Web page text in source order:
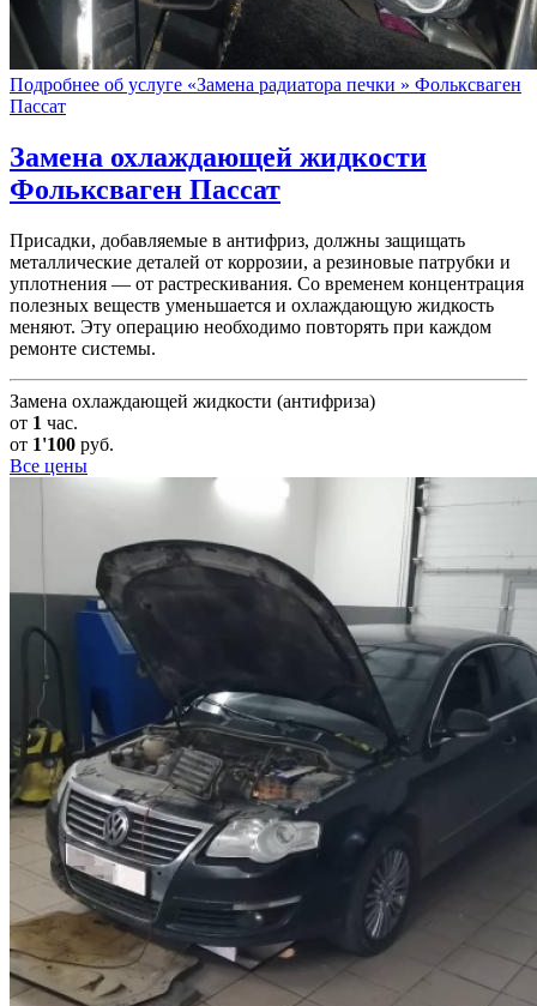
Подробнее об услуге «Замена радиатора печки » Фольксваген
Пассат
Замена охлаждающей жидкости
Фольксваген Пассат
Присадки, добавляемые в антифриз, должны защищать
металлические деталей от коррозии, а резиновые патрубки и
уплотнения — от растрескивания. Со временем концентрация
полезных веществ уменьшается и охлаждающую жидкость
меняют. Эту операцию необходимо повторять при каждом
ремонте системы.
Замена охлаждающей жидкости (антифриза)
от 1 час.
от 1'100 руб.
Все цены